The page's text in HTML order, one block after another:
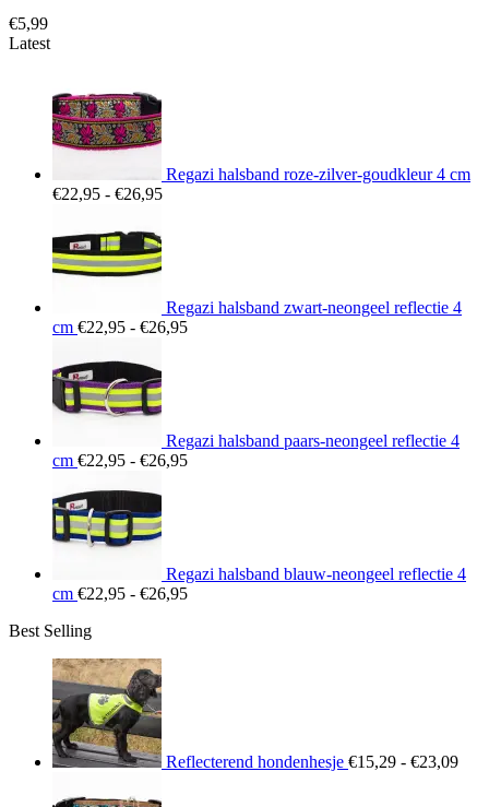
€5,99
Latest
Regazi halsband roze-zilver-goudkleur 4 cm
€22,95 - €26,95Prijsklasse:
Regazi halsband zwart-neongeel reflectie 4
cm €22,95 - €26,95Prijsklasse:
Regazi halsband paars-neongeel reflectie 4
cm €22,95 - €26,95Prijsklasse:
Regazi halsband blauw-neongeel reflectie 4
cm €22,95 - €26,95Prijsklasse:
Best Selling
Reflecterend hondenhesje €15,29 - €23,09